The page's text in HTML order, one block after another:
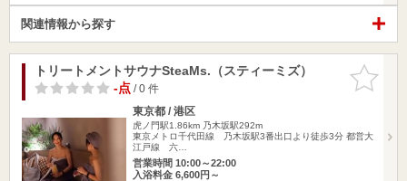
関連情報から探す
お気に入
りに追加
トリートメントサウナSteaMs.（スティーミズ）
-点/ 0 件
東京都 / 港区
虎ノ門駅1.86km 乃木坂駅292m
東京メトロ千代田線 乃木坂駅3番出口より徒歩3分 都営大
江戸線 六…
営業時間 10:00～22:00
入浴料金 6,600円～